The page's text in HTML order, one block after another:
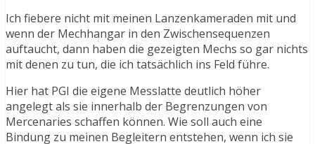
Ich fiebere nicht mit meinen Lanzenkameraden mit und
wenn der Mechhangar in den Zwischensequenzen
auftaucht, dann haben die gezeigten Mechs so gar nichts
mit denen zu tun, die ich tatsächlich ins Feld führe.
Hier hat PGI die eigene Messlatte deutlich höher
angelegt als sie innerhalb der Begrenzungen von
Mercenaries schaffen können. Wie soll auch eine
Bindung zu meinen Begleitern entstehen, wenn ich sie